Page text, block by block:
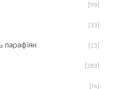
[119]
[33]
парафіян [23]
[269]
[14]